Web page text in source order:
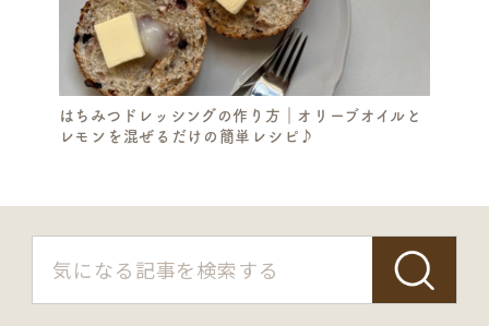
はちみつドレッシングの作り方｜オリーブオイルと
レモンを混ぜるだけの簡単レシピ♪